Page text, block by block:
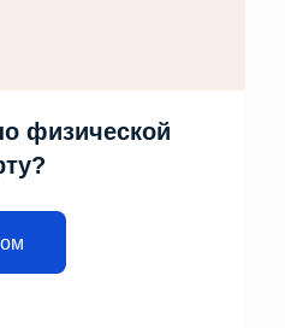
физической